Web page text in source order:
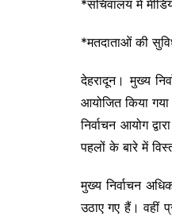
o
o
k
*सचिवालय में
*मतदाताओं की
देहरादून। मुख्य
आयोजित किया
निर्वाचन आयोग
पहलों के बारे में
मुख्य निर्वाचन
उठाए गए हैं। वहीं